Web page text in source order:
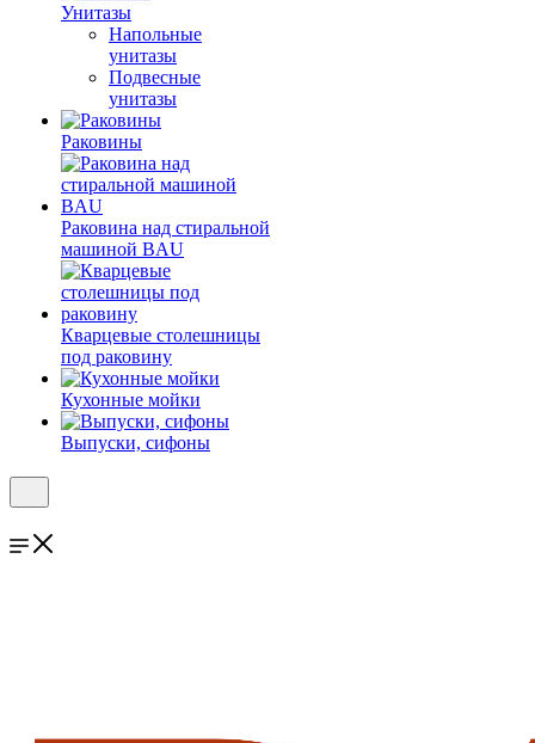
Унитазы
Напольные
унитазы
Подвесные
унитазы
Раковины
Раковина над стиральной
машиной BAU
Кварцевые столешницы
под раковину
Кухонные мойки
Выпуски, сифоны